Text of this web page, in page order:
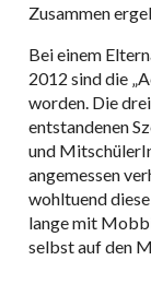
Zusammen
Bei einem
2012 sind die
worden. Die
entstandenen
und
angemessen
wohltuend diese
lange mit
selbst auf den